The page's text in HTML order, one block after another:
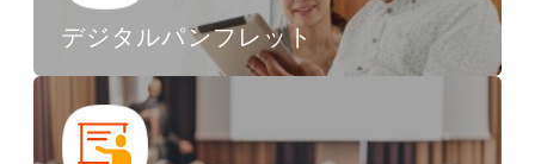
デジタルパンフレット